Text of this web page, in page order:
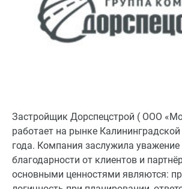
Застройщик Дорспецстрой ( ООО
работает на рынке
года. Компания заслужила уважение
благодарности от клиентов и
основными ценностями являются: